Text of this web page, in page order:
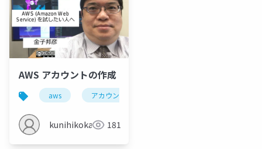
AWS アカウントの作成
aws アカウント
kunihikokaneko181